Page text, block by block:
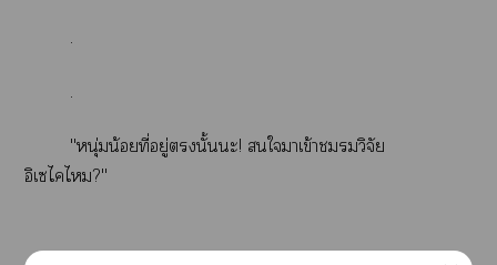
.
.
"หนุ่มน้อยที่อยู่นั้นะ! ใาเข้าวิจัย
อิเไไ?"